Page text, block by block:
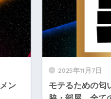
ン
2025年11月7日
モテるための匂